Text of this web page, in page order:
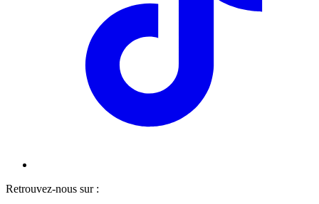
Retrouvez-nous sur :